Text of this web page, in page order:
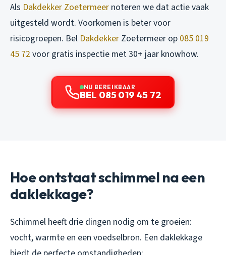
Als Dakdekker Zoetermeer noteren we dat actie vaak
uitgesteld wordt. Voorkomen is beter voor
risicogroepen. Bel Dakdekker Zoetermeer op 085 019
45 72 voor gratis inspectie met 30+ jaar knowhow.
NU BEREIKBAAR
BEL 085 019 45 72
Hoe ontstaat schimmel na een
daklekkage?
Schimmel heeft drie dingen nodig om te groeien:
vocht, warmte en een voedselbron. Een daklekkage